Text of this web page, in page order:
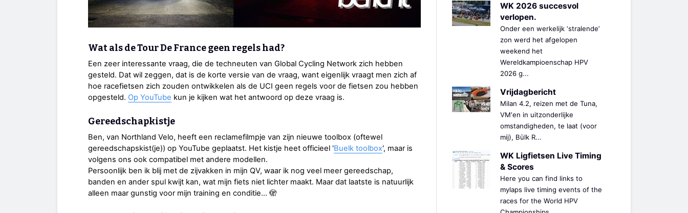
Wat als de Tour De France geen regels had?
Een zeer interessante vraag, die de techneuten van Global Cycling Network zich hebben
gesteld. Dat wil zeggen, dat is de korte versie van de vraag, want eigenlijk vraagt men zich af
hoe racefietsen zich zouden ontwikkelen als de UCI geen regels voor de fietsen zou hebben
opgesteld. Op YouTube kun je kijken wat het antwoord op deze vraag is.
Gereedschapkistje
Ben, van Northland Velo, heeft een reclamefilmpje van zijn nieuwe toolbox (oftewel
gereedschapskist(je)) op YouTube geplaatst. Het kistje heet officieel 'Buelk toolbox', maar is
volgens ons ook compatibel met andere modellen.
Persoonlijk ben ik blij met de zijvakken in mijn QV, waar ik nog veel meer gereedschap,
banden en ander spul kwijt kan, wat mijn fiets niet lichter maakt. Maar dat laatste is natuurlijk
alleen maar gunstig voor mijn training en conditie... 🫣
WK 2026 succesvol
verlopen.
Onder een werkelijk ‘stralende’
zon werd het afgelopen
weekend het
Wereldkampioenschap HPV
2026 g...
Vrijdagbericht
Milan 4.2, reizen met de Tuna,
VM'en in uitzonderlijke
omstandigheden, te laat (voor
mij), Bülk R...
WK Ligfietsen Live Timing
& Scores
Here you can find links to
mylaps live timing events of the
races for the World HPV